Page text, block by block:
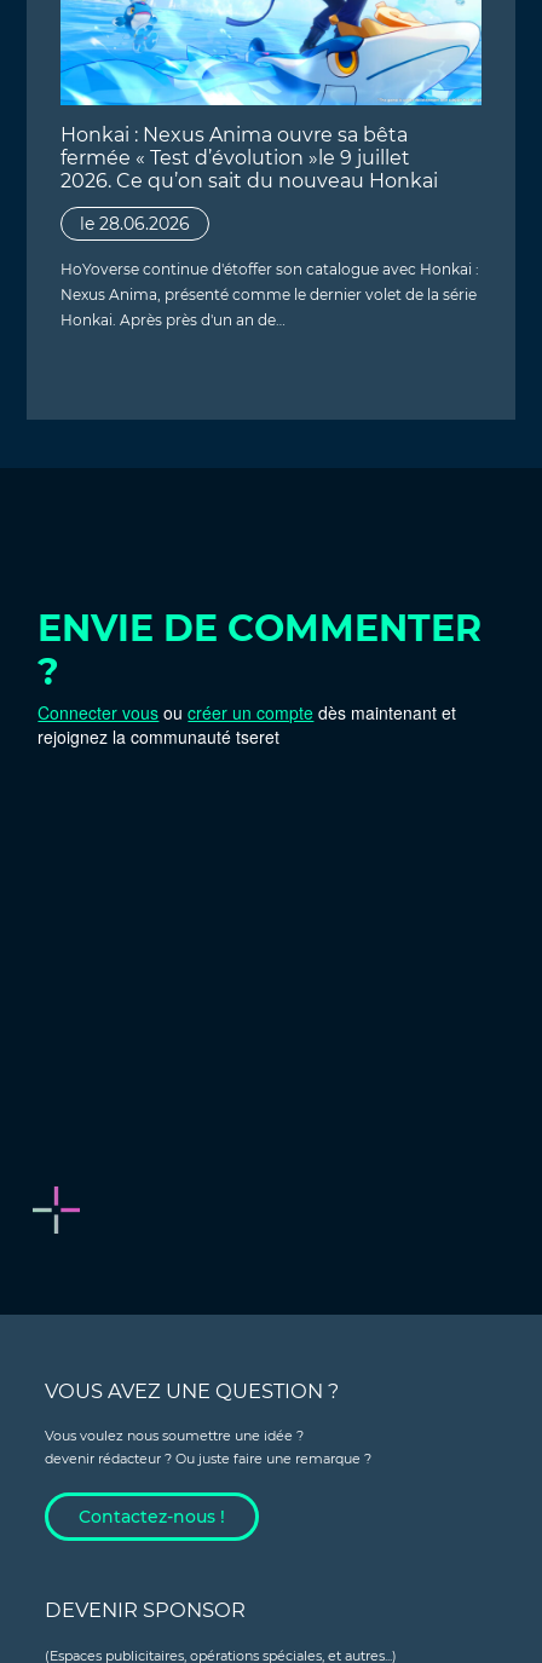
Honkai : Nexus Anima ouvre sa bêta
fermée « Test d’évolution »le 9 juillet
2026. Ce qu’on sait du nouveau Honkai
le 28.06.2026
HoYoverse continue d'étoffer son catalogue avec Honkai :
Nexus Anima, présenté comme le dernier volet de la série
Honkai. Après près d'un an de…
ENVIE DE COMMENTER
?
Connecter vous oucréer un compte dès maintenant et
rejoignez la communauté tseret
VOUS AVEZ UNE QUESTION ?
Vous voulez nous soumettre une idée ?
devenir rédacteur ? Ou juste faire une remarque ?
Contactez-nous !
DEVENIR SPONSOR
(Espaces publicitaires, opérations spéciales, et autres...)